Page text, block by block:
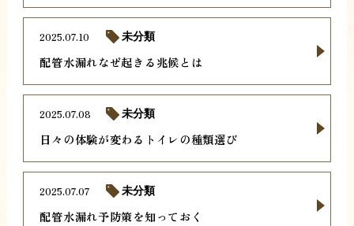
配管水漏れなぜ起きる兆候とは
2025.07.10 未分類
日々の体験が変わるトイレの種類選び
2025.07.08 未分類
配管水漏れ予防策を知っておく
2025.07.07 未分類